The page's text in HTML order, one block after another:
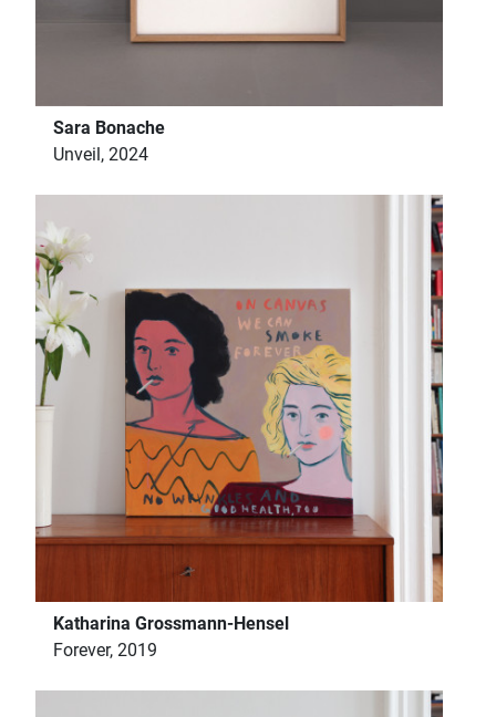
Sara Bonache
Unveil, 2024
Katharina Grossmann-Hensel
Forever, 2019